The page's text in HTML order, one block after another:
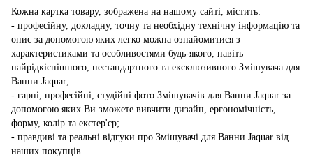
Кожна картка товару, зображена на нашому сайті, містить:
- професійну, докладну, точну та необхідну технічну інформацію та
опис за допомогою яких легко можна ознайомитися з
характеристиками та особливостями будь-якого, навіть
найрідкіснішного, нестандартного та ексклюзивного Змішувача для
Ванни Jaquar;
- гарні, професійні, студійні фото Змішувачів для Ванни Jaquar за
допомогою яких Ви зможете вивчити дизайн, ергономічність,
форму, колір та екстер'єр;
- правдиві та реальні відгуки про Змішувачі для Ванни Jaquar від
наших покупців.